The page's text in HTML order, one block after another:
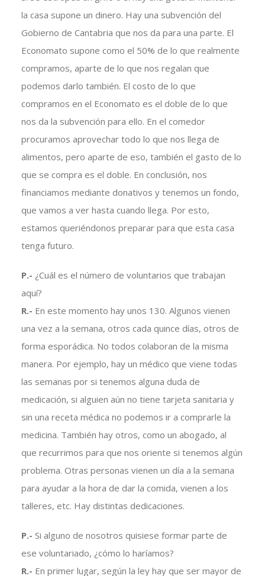
la casa supone un dinero. Hay una subvención del
Gobierno de Cantabria que nos da para una parte. El
Economato supone como el 50% de lo que realmente
compramos, aparte de lo que nos regalan que
podemos darlo también. El costo de lo que
compramos en el Economato es el doble de lo que
nos da la subvención para ello. En el comedor
procuramos aprovechar todo lo que nos llega de
alimentos, pero aparte de eso, también el gasto de lo
que se compra es el doble. En conclusión, nos
financiamos mediante donativos y tenemos un fondo,
que vamos a ver hasta cuando llega. Por esto,
estamos queriéndonos preparar para que esta casa
tenga futuro.
P.- ¿Cuál es el número de voluntarios que trabajan
aquí?
R.- En este momento hay unos 130. Algunos vienen
una vez a la semana, otros cada quince días, otros de
forma esporádica. No todos colaboran de la misma
manera. Por ejemplo, hay un médico que viene todas
las semanas por si tenemos alguna duda de
medicación, si alguien aún no tiene tarjeta sanitaria y
sin una receta médica no podemos ir a comprarle la
medicina. También hay otros, como un abogado, al
que recurrimos para que nos oriente si tenemos algún
problema. Otras personas vienen un día a la semana
para ayudar a la hora de dar la comida, vienen a los
talleres, etc. Hay distintas dedicaciones.
P.- Si alguno de nosotros quisiese formar parte de
ese voluntariado, ¿cómo lo haríamos?
R.- En primer lugar, según la ley hay que ser mayor de